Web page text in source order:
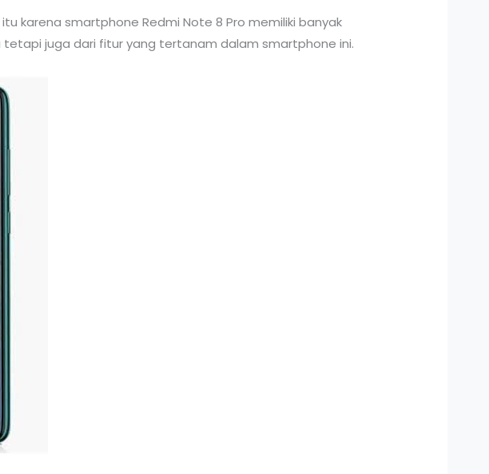
karena smartphone Redmi Note 8 Pro memiliki banyak
tetapi juga dari fitur yang tertanam dalam smartphone ini.